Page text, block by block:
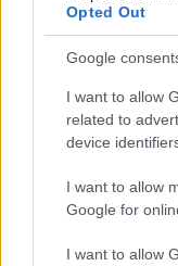
Opted Out
Google
I want to allow
related to
device
I want to allow
Google for
I want to allow
δεικτών FTSE4Good
άνοιξε τις πύλες